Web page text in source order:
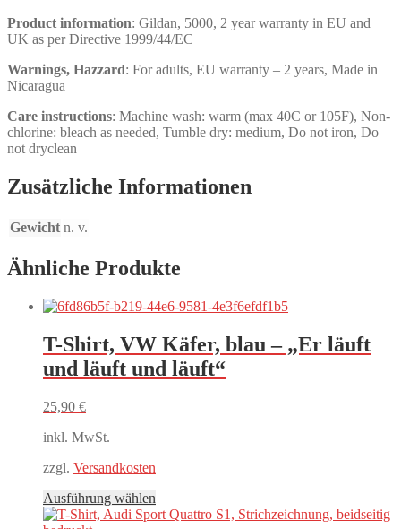
Product information: Gildan, 5000, 2 year warranty in EU and
UK as per Directive 1999/44/EC
Warnings, Hazzard: For adults, EU warranty – 2 years, Made in
Nicaragua
Care instructions: Machine wash: warm (max 40C or 105F), Non-
chlorine: bleach as needed, Tumble dry: medium, Do not iron, Do
not dryclean
Zusätzliche Informationen
Gewicht n. v.
Ähnliche Produkte
T-Shirt, VW Käfer, blau – „Er läuft
und läuft und läuft“
25,90 €
inkl. MwSt.
zzgl. Versandkosten
Ausführung wählen
Produkt